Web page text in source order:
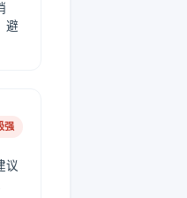
避
强
议